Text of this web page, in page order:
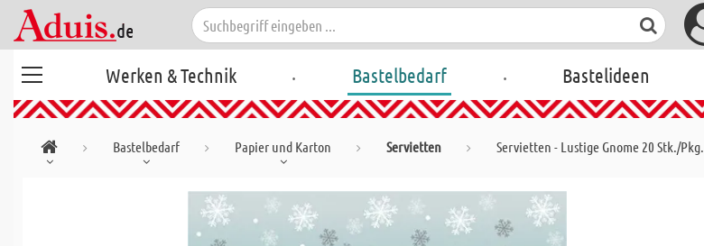
Werken & Technik . Bastelbedarf . Bastelideen
Bastelbedarf Papier und Karton Servietten Servietten - Lustige Gnome 20 Stk./Pkg.